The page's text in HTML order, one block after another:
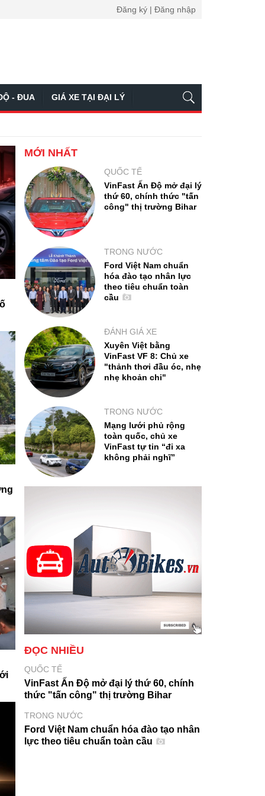
Đăng ký | Đăng nhập
- ĐUA GIÁ XE TẠI ĐẠI LÝ
MỚI NHẤT
QUỐC TẾ
VinFast Ấn Độ mở đại lý
thứ 60, chính thức "tấn
công" thị trường Bihar
TRONG NƯỚC
Ford Việt Nam chuẩn
hóa đào tạo nhân lực
theo tiêu chuẩn toàn
cầu
ĐÁNH GIÁ XE
Xuyên Việt bằng
VinFast VF 8: Chủ xe
"thảnh thơi đầu óc, nhẹ
nhẹ khoản chi"
TRONG NƯỚC
Mạng lưới phủ rộng
toàn quốc, chủ xe
VinFast tự tin “đi xa
không phải nghĩ”
ĐỌC NHIỀU
QUỐC TẾ
VinFast Ấn Độ mở đại lý thứ 60, chính
thức "tấn công" thị trường Bihar
TRONG NƯỚC
Ford Việt Nam chuẩn hóa đào tạo nhân
lực theo tiêu chuẩn toàn cầu